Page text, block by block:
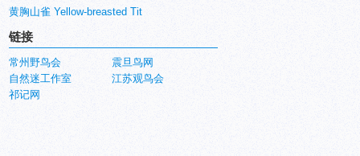
黄胸山雀 Yellow-breasted Tit
链接
常州野鸟会
震旦鸟网
自然迷工作室
江苏观鸟会
祁记网